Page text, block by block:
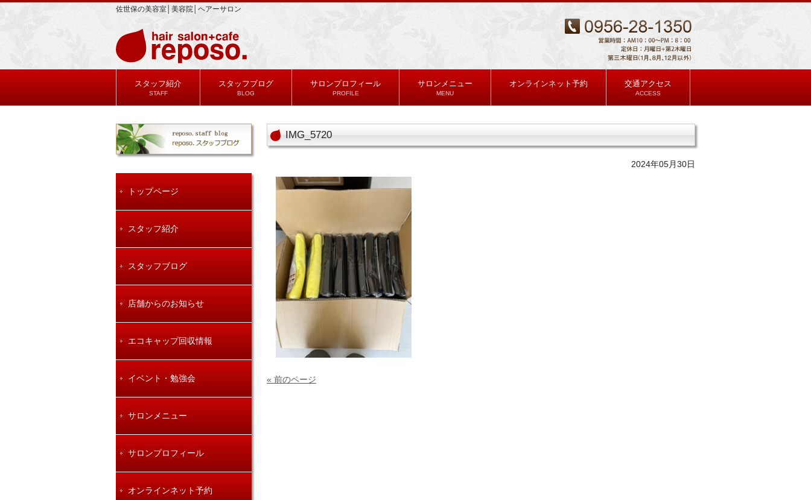
佐世保の美容室│美容院│ヘアーサロン
スタッフ紹介
STAFF
スタッフブログ
BLOG
サロンプロフィール
PROFILE
サロンメニュー
MENU
オンラインネット予約 交通アクセス
ACCESS
IMG_5720
2024年05月30日
« 前のページ
トップページ
スタッフ紹介
スタッフブログ
店舗からのお知らせ
エコキャップ回収情報
イベント・勉強会
サロンメニュー
サロンプロフィール
オンラインネット予約